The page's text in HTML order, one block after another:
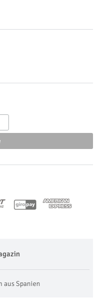
aus Spanien